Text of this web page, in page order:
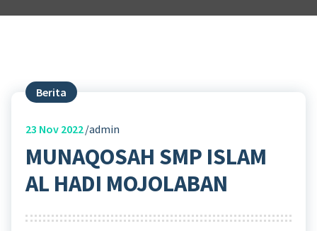
Berita
23 Nov 2022 admin
MUNAQOSAH SMP ISLAM
AL HADI MOJOLABAN